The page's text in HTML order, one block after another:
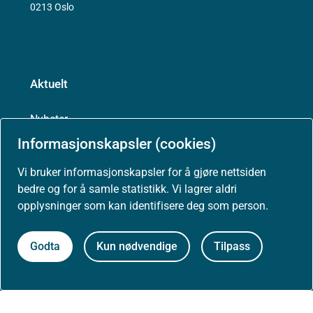
Informasjonskapsler (cookies)
Vi bruker informasjonskapsler for å gjøre nettsiden
bedre og for å samle statistikk. Vi lagrer aldri
opplysninger som kan identifisere deg som person.
Godta Kun nødvendige Tilpass
0213 Oslo
Aktuelt
Nyheter
Høringer